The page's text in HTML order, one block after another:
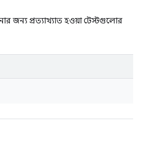
জন্য প্রত্যাখ্যাত হওয়া টেস্টগুলোর